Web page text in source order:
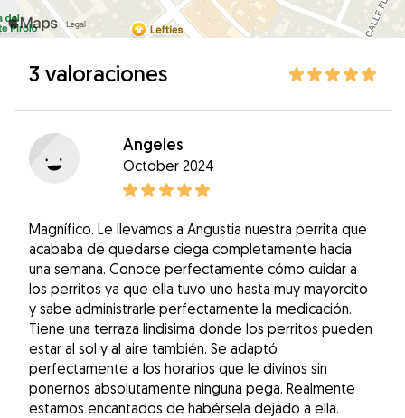
3 valoraciones
Angeles
October 2024
Magnífico. Le llevamos a Angustia nuestra perrita que
acababa de quedarse ciega completamente hacia
una semana. Conoce perfectamente cómo cuidar a
los perritos ya que ella tuvo uno hasta muy mayorcito
y sabe administrarle perfectamente la medicación.
Tiene una terraza lindisima donde los perritos pueden
estar al sol y al aire también. Se adaptó
perfectamente a los horarios que le divinos sin
ponernos absolutamente ninguna pega. Realmente
estamos encantados de habérsela dejado a ella.